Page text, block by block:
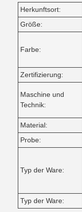
Herkunftsort:
Größe:
Farbe:
Zertifizierung:
Maschine und
Technik:
Material:
Probe:
Typ der Ware:
Typ der Ware: